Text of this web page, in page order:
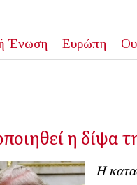
Ένωση Ευρώπη
η δίψα
Η